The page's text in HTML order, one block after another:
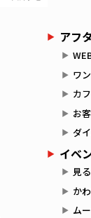
アフ
ワ
カ
お
ダ
イベ
見
か
ム